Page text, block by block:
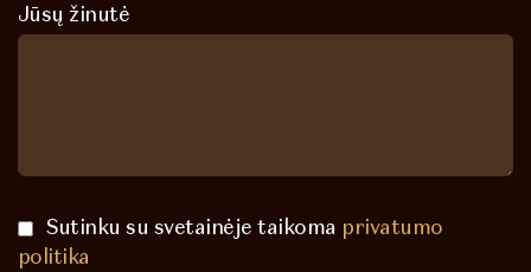
Jūsų žinutė
Sutinku su svetainėje taikoma privatumo
politika